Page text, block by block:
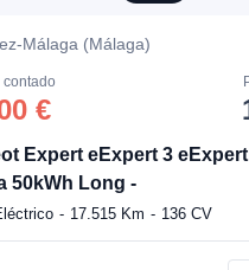
Málaga (Málaga)
contado
€
Expert eExpert 3
50kWh Long -
17.515 Km 136 CV